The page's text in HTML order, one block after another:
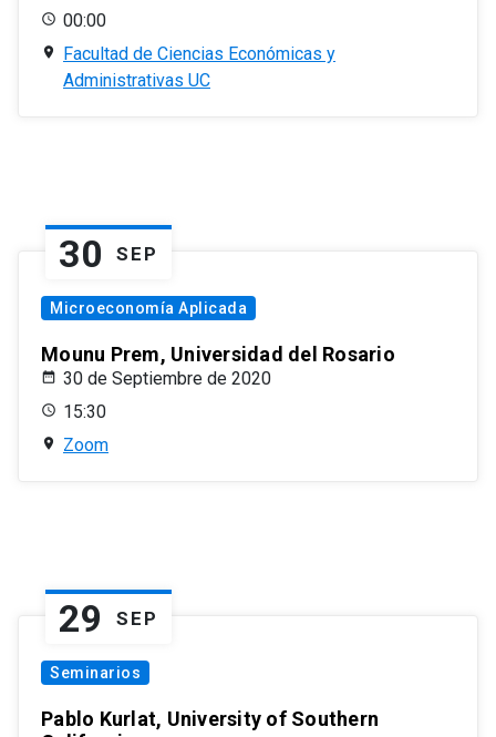
00:00
Facultad de Ciencias Económicas y
Administrativas UC
30 SEP
Microeconomía Aplicada
Mounu Prem, Universidad del Rosario
30 de Septiembre de 2020
15:30
Zoom
29 SEP
Seminarios
Pablo Kurlat, University of Southern